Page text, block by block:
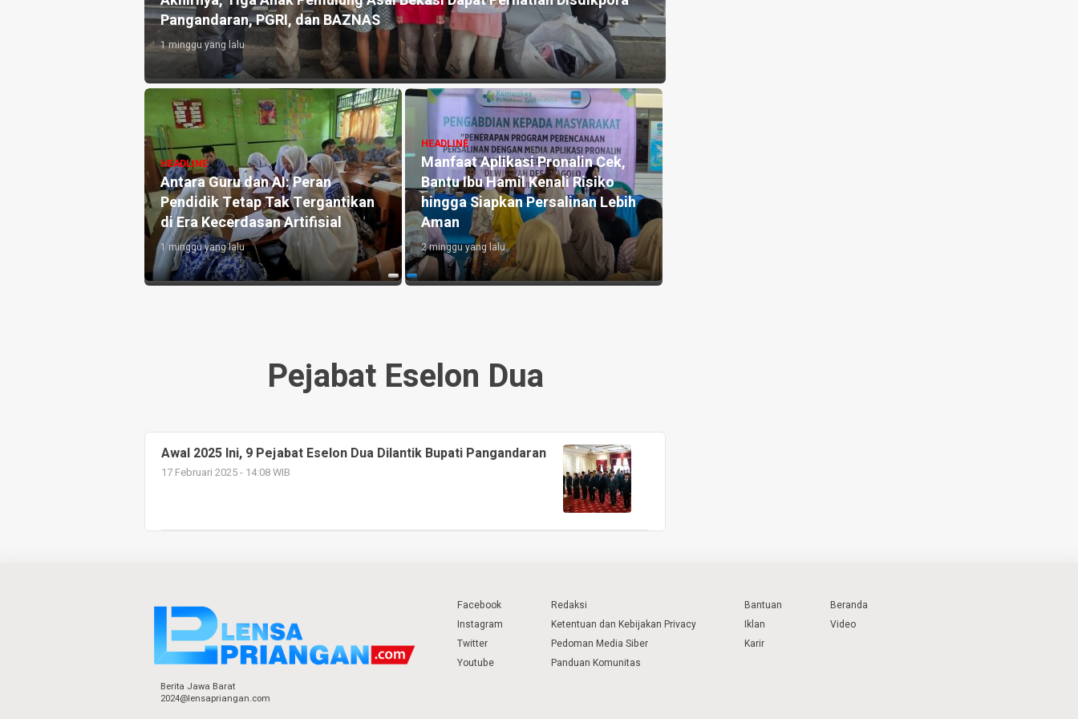
Pangandaran, PGRI, dan BAZNAS
1 minggu yang lalu
HEADLINE
Antara Guru dan AI: Peran
Pendidik Tetap Tak Tergantikan
di Era Kecerdasan Artifisial
1 minggu yang lalu
HEADLINE
Manfaat Aplikasi Pronalin Cek,
Bantu Ibu Hamil Kenali Risiko
hingga Siapkan Persalinan Lebih
Aman
2 minggu yang lalu
Pejabat Eselon Dua
Awal 2025 Ini, 9 Pejabat Eselon Dua Dilantik Bupati Pangandaran
17 Februari 2025 - 14:08 WIB
Berita Jawa Barat
2024@lensapriangan.com
Facebook
Instagram
Twitter
Youtube
Redaksi
Ketentuan dan Kebijakan Privacy
Pedoman Media Siber
Panduan Komunitas
Bantuan
Iklan
Karir
Beranda
Video